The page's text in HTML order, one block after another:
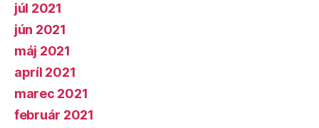
júl 2021
jún 2021
máj 2021
apríl 2021
marec 2021
február 2021